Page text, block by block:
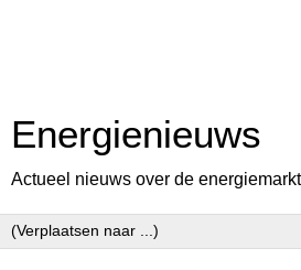
Energienieuws
Actueel nieuws over de